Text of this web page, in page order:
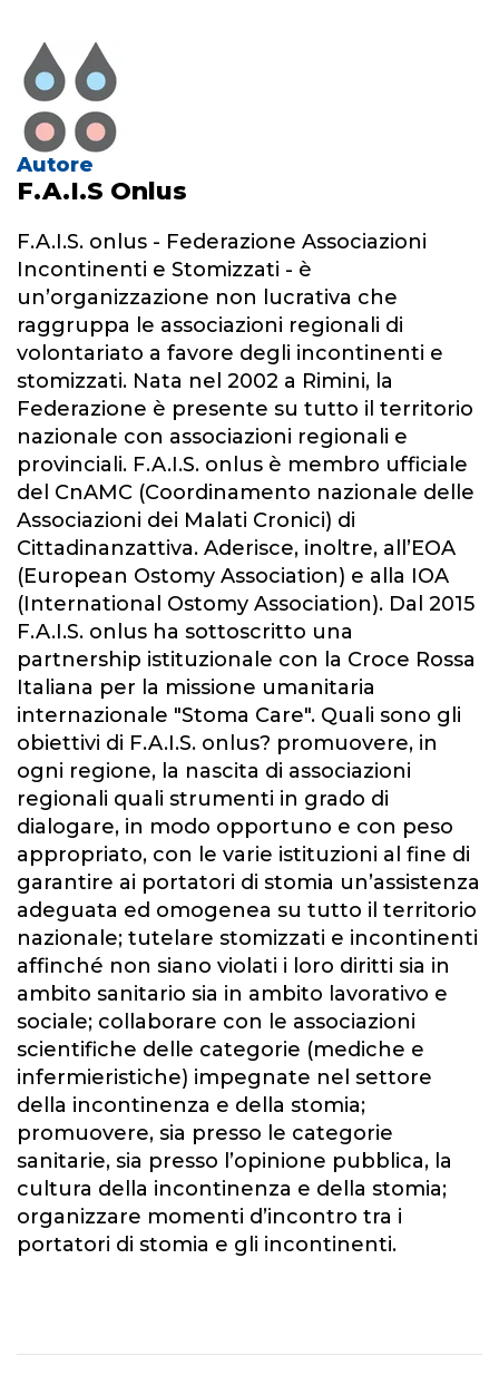
Autore
F.A.I.S Onlus
F.A.I.S. onlus - Federazione Associazioni
Incontinenti e Stomizzati - è
un’organizzazione non lucrativa che
raggruppa le associazioni regionali di
volontariato a favore degli incontinenti e
stomizzati. Nata nel 2002 a Rimini, la
Federazione è presente su tutto il territorio
nazionale con associazioni regionali e
provinciali. F.A.I.S. onlus è membro ufficiale
del CnAMC (Coordinamento nazionale delle
Associazioni dei Malati Cronici) di
Cittadinanzattiva. Aderisce, inoltre, all’EOA
(European Ostomy Association) e alla IOA
(International Ostomy Association). Dal 2015
F.A.I.S. onlus ha sottoscritto una
partnership istituzionale con la Croce Rossa
Italiana per la missione umanitaria
internazionale "Stoma Care". Quali sono gli
obiettivi di F.A.I.S. onlus? promuovere, in
ogni regione, la nascita di associazioni
regionali quali strumenti in grado di
dialogare, in modo opportuno e con peso
appropriato, con le varie istituzioni al fine di
garantire ai portatori di stomia un’assistenza
adeguata ed omogenea su tutto il territorio
nazionale; tutelare stomizzati e incontinenti
affinché non siano violati i loro diritti sia in
ambito sanitario sia in ambito lavorativo e
sociale; collaborare con le associazioni
scientifiche delle categorie (mediche e
infermieristiche) impegnate nel settore
della incontinenza e della stomia;
promuovere, sia presso le categorie
sanitarie, sia presso l’opinione pubblica, la
cultura della incontinenza e della stomia;
organizzare momenti d’incontro tra i
portatori di stomia e gli incontinenti.